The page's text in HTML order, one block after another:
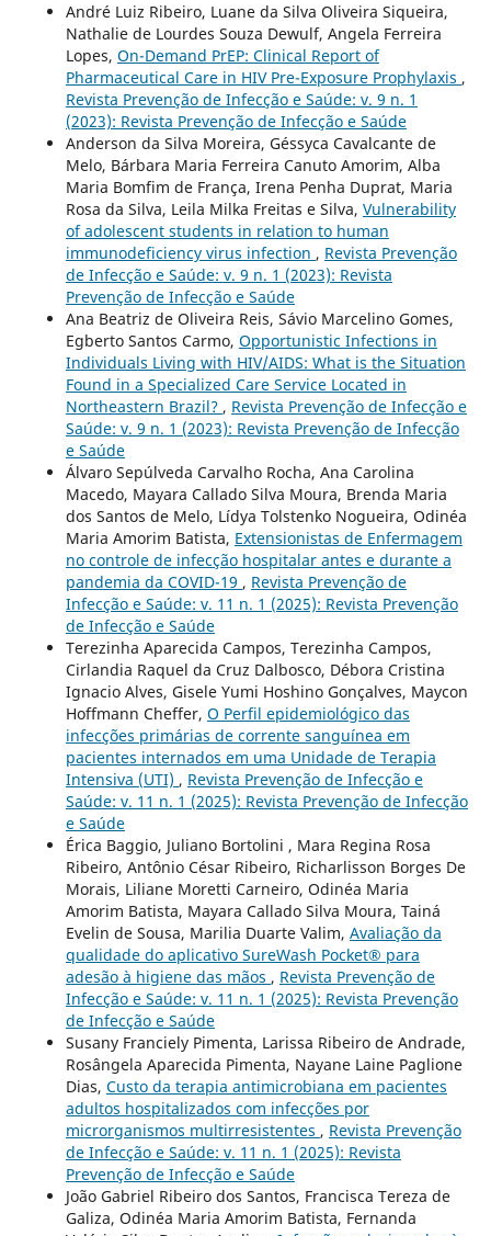
André Luiz Ribeiro, Luane da Silva Oliveira Siqueira,
Nathalie de Lourdes Souza Dewulf, Angela Ferreira
Lopes, On-Demand PrEP: Clinical Report of
Pharmaceutical Care in HIV Pre-Exposure Prophylaxis ,
Revista Prevenção de Infecção e Saúde: v. 9 n. 1
(2023): Revista Prevenção de Infecção e Saúde
Anderson da Silva Moreira, Géssyca Cavalcante de
Melo, Bárbara Maria Ferreira Canuto Amorim, Alba
Maria Bomfim de França, Irena Penha Duprat, Maria
Rosa da Silva, Leila Milka Freitas e Silva, Vulnerability
of adolescent students in relation to human
immunodeficiency virus infection , Revista Prevenção
de Infecção e Saúde: v. 9 n. 1 (2023): Revista
Prevenção de Infecção e Saúde
Ana Beatriz de Oliveira Reis, Sávio Marcelino Gomes,
Egberto Santos Carmo, Opportunistic Infections in
Individuals Living with HIV/AIDS: What is the Situation
Found in a Specialized Care Service Located in
Northeastern Brazil? , Revista Prevenção de Infecção e
Saúde: v. 9 n. 1 (2023): Revista Prevenção de Infecção
e Saúde
Álvaro Sepúlveda Carvalho Rocha, Ana Carolina
Macedo, Mayara Callado Silva Moura, Brenda Maria
dos Santos de Melo, Lídya Tolstenko Nogueira, Odinéa
Maria Amorim Batista, Extensionistas de Enfermagem
no controle de infecção hospitalar antes e durante a
pandemia da COVID-19 , Revista Prevenção de
Infecção e Saúde: v. 11 n. 1 (2025): Revista Prevenção
de Infecção e Saúde
Terezinha Aparecida Campos, Terezinha Campos,
Cirlandia Raquel da Cruz Dalbosco, Débora Cristina
Ignacio Alves, Gisele Yumi Hoshino Gonçalves, Maycon
Hoffmann Cheffer, O Perfil epidemiológico das
infecções primárias de corrente sanguínea em
pacientes internados em uma Unidade de Terapia
Intensiva (UTI) , Revista Prevenção de Infecção e
Saúde: v. 11 n. 1 (2025): Revista Prevenção de Infecção
e Saúde
Érica Baggio, Juliano Bortolini , Mara Regina Rosa
Ribeiro, Antônio César Ribeiro, Richarlisson Borges De
Morais, Liliane Moretti Carneiro, Odinéa Maria
Amorim Batista, Mayara Callado Silva Moura, Tainá
Evelin de Sousa, Marilia Duarte Valim, Avaliação da
qualidade do aplicativo SureWash Pocket® para
adesão à higiene das mãos , Revista Prevenção de
Infecção e Saúde: v. 11 n. 1 (2025): Revista Prevenção
de Infecção e Saúde
Susany Franciely Pimenta, Larissa Ribeiro de Andrade,
Rosângela Aparecida Pimenta, Nayane Laine Paglione
Dias, Custo da terapia antimicrobiana em pacientes
adultos hospitalizados com infecções por
microrganismos multirresistentes , Revista Prevenção
de Infecção e Saúde: v. 11 n. 1 (2025): Revista
Prevenção de Infecção e Saúde
João Gabriel Ribeiro dos Santos, Francisca Tereza de
Galiza, Odinéa Maria Amorim Batista, Fernanda